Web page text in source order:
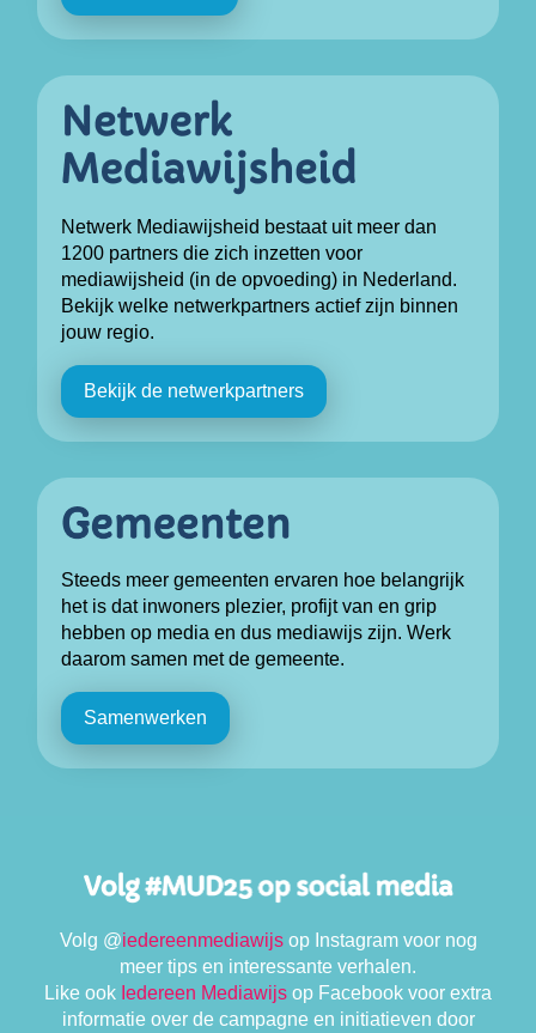
Netwerk Mediawijsheid bestaat uit meer dan
1200 partners die zich inzetten voor
mediawijsheid (in de opvoeding) in Nederland.
Bekijk welke netwerkpartners actief zijn binnen
jouw regio.
Bekijk de netwerkpartners
Steeds meer gemeenten ervaren hoe belangrijk
het is dat inwoners plezier, profijt van en grip
hebben op media en dus mediawijs zijn. Werk
daarom samen met de gemeente.
Samenwerken
Volg @iedereenmediawijs op Instagram voor nog
meer tips en interessante verhalen.
Like ook Iedereen Mediawijs op Facebook voor extra
informatie over de campagne en initiatieven door